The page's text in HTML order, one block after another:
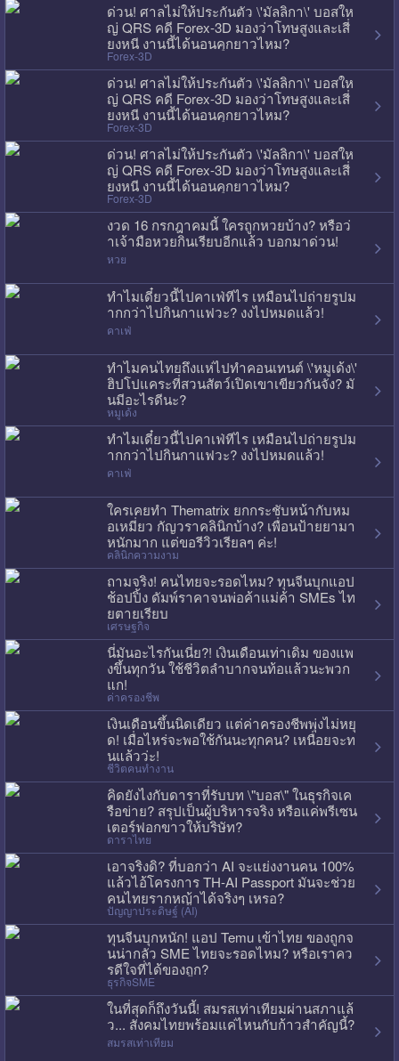
ด่วน! ศาลไม่ให้ประกันตัว \'มัลลิกา\' บอสให
ญ่ QRS คดี Forex-3D มองว่าโทษสูงและเสี่
ยงหนี งานนี้ได้นอนคุกยาวไหม?
Forex-3D
ด่วน! ศาลไม่ให้ประกันตัว \'มัลลิกา\' บอสให
ญ่ QRS คดี Forex-3D มองว่าโทษสูงและเสี่
ยงหนี งานนี้ได้นอนคุกยาวไหม?
Forex-3D
ด่วน! ศาลไม่ให้ประกันตัว \'มัลลิกา\' บอสให
ญ่ QRS คดี Forex-3D มองว่าโทษสูงและเสี่
ยงหนี งานนี้ได้นอนคุกยาวไหม?
Forex-3D
งวด 16 กรกฎาคมนี้ ใครถูกหวยบ้าง? หรือว่
าเจ้ามือหวยกินเรียบอีกแล้ว บอกมาด่วน!
หวย
ทำไมเดี๋ยวนี้ไปคาเฟ่ทีไร เหมือนไปถ่ายรูปม
ากกว่าไปกินกาแฟวะ? งงไปหมดแล้ว!
คาเฟ่
ทำไมคนไทยถึงแห่ไปทำคอนเทนต์ \'หมูเด้ง\'
ฮิปโปแคระที่สวนสัตว์เปิดเขาเขียวกันจัง? มั
นมีอะไรดีนะ?
หมูเด้ง
ทำไมเดี๋ยวนี้ไปคาเฟ่ทีไร เหมือนไปถ่ายรูปม
ากกว่าไปกินกาแฟวะ? งงไปหมดแล้ว!
คาเฟ่
ใครเคยทำ Thematrix ยกกระชับหน้ากับหม
อเหมี่ยว กัญวราคลินิกบ้าง? เพื่อนป้ายยามา
หนักมาก แต่ขอรีวิวเรียลๆ ค่ะ!
คลินิกความงาม
ถามจริง! คนไทยจะรอดไหม? ทุนจีนบุกแอป
ช้อปปิ้ง ดัมพ์ราคาจนพ่อค้าแม่ค้า SMEs ไท
ยตายเรียบ
เศรษฐกิจ
นี่มันอะไรกันเนี่ย?! เงินเดือนเท่าเดิม ของแพ
งขึ้นทุกวัน ใช้ชีวิตลำบากจนท้อแล้วนะพวก
แก!
ค่าครองชีพ
เงินเดือนขึ้นนิดเดียว แต่ค่าครองชีพพุ่งไม่หยุ
ด! เมื่อไหร่จะพอใช้กันนะทุกคน? เหนื่อยจะท
นแล้วว่ะ!
ชีวิตคนทำงาน
คิดยังไงกับดาราที่รับบท \"บอส\" ในธุรกิจเค
รือข่าย? สรุปเป็นผู้บริหารจริง หรือแค่พรีเซน
เตอร์ฟอกขาวให้บริษัท?
ดาราไทย
เอาจริงดิ? ที่บอกว่า AI จะแย่งงานคน 100%
แล้วไอ้โครงการ TH-AI Passport มันจะช่วย
คนไทยรากหญ้าได้จริงๆ เหรอ?
ปัญญาประดิษฐ์ (AI)
ทุนจีนบุกหนัก! แอป Temu เข้าไทย ของถูกจ
นน่ากลัว SME ไทยจะรอดไหม? หรือเราคว
รดีใจที่ได้ของถูก?
ธุรกิจSME
ในที่สุดก็ถึงวันนี้! สมรสเท่าเทียมผ่านสภาแล้
ว... สังคมไทยพร้อมแค่ไหนกับก้าวสำคัญนี้?
สมรสเท่าเทียม